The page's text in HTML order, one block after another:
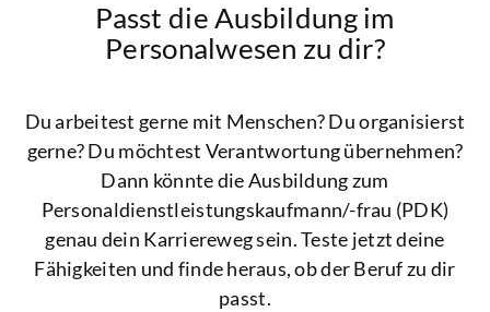
Passt die Ausbildung im
Personalwesen zu dir?
Du arbeitest gerne mit Menschen? Du organisierst
gerne? Du möchtest Verantwortung übernehmen?
Dann könnte die Ausbildung zum
Personaldienstleistungskaufmann/-frau (PDK)
genau dein Karriereweg sein. Teste jetzt deine
Fähigkeiten und finde heraus, ob der Beruf zu dir
passt.